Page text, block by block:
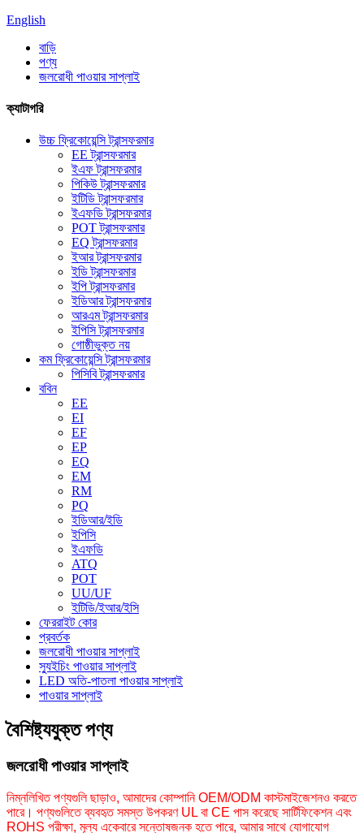
English
বাড়ি
পণ্য
জলরোধী পাওয়ার সাপ্লাই
ক্যাটাগরি
উচ্চ ফ্রিকোয়েন্সি ট্রান্সফরমার
EE ট্রান্সফরমার
ইএফ ট্রান্সফরমার
পিকিউ ট্রান্সফরমার
ইটিডি ট্রান্সফরমার
ইএফডি ট্রান্সফরমার
POT ট্রান্সফরমার
EQ ট্রান্সফরমার
ইআর ট্রান্সফরমার
ইডি ট্রান্সফরমার
ইপি ট্রান্সফরমার
ইডিআর ট্রান্সফরমার
আরএম ট্রান্সফরমার
ইপিসি ট্রান্সফরমার
গোষ্ঠীভুক্ত নয়
কম ফ্রিকোয়েন্সি ট্রান্সফরমার
পিসিবি ট্রান্সফরমার
ববিন
EE
EI
EF
EP
EQ
EM
RM
PQ
ইডিআর/ইডি
ইপিসি
ইএফডি
ATQ
POT
UU/UF
ইটিডি/ইআর/ইসি
ফেররাইট কোর
প্রবর্তক
জলরোধী পাওয়ার সাপ্লাই
স্যুইচিং পাওয়ার সাপ্লাই
LED অতি-পাতলা পাওয়ার সাপ্লাই
পাওয়ার সাপ্লাই
বৈশিষ্ট্যযুক্ত পণ্য
জলরোধী পাওয়ার সাপ্লাই
নিম্নলিখিত পণ্যগুলি ছাড়াও, আমাদের কোম্পানি OEM/ODM কাস্টমাইজেশনও করতে
পারে। পণ্যগুলিতে ব্যবহৃত সমস্ত উপকরণ UL বা CE পাস করেছে সার্টিফিকেশন এবং
ROHS পরীক্ষা, মূল্য একেবারে সন্তোষজনক হতে পারে, আমার সাথে যোগাযোগ